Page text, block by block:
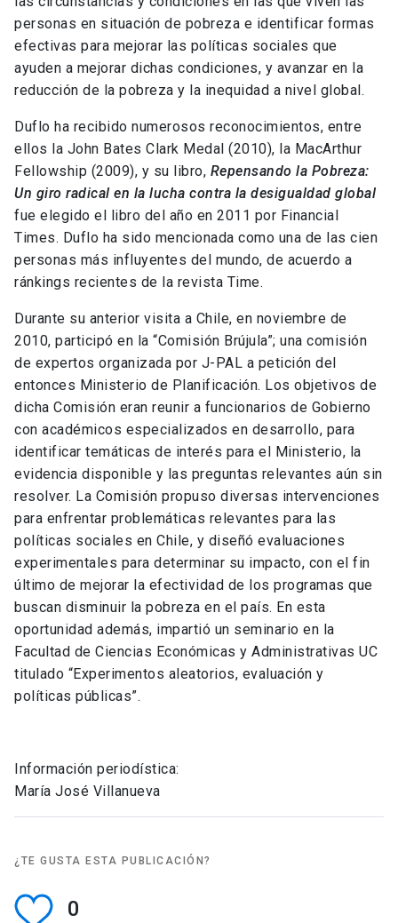
personas en situación de pobreza e identificar formas
efectivas para mejorar las políticas sociales que
ayuden a mejorar dichas condiciones, y avanzar en la
reducción de la pobreza y la inequidad a nivel global.
Duflo ha recibido numerosos reconocimientos, entre
ellos la John Bates Clark Medal (2010), la MacArthur
Fellowship (2009), y su libro, Repensando la Pobreza:
Un giro radical en la lucha contra la desigualdad global
fue elegido el libro del año en 2011 por Financial
Times. Duflo ha sido mencionada como una de las cien
personas más influyentes del mundo, de acuerdo a
ránkings recientes de la revista Time.
Durante su anterior visita a Chile, en noviembre de
2010, participó en la “Comisión Brújula”; una comisión
de expertos organizada por J-PAL a petición del
entonces Ministerio de Planificación. Los objetivos de
dicha Comisión eran reunir a funcionarios de Gobierno
con académicos especializados en desarrollo, para
identificar temáticas de interés para el Ministerio, la
evidencia disponible y las preguntas relevantes aún sin
resolver. La Comisión propuso diversas intervenciones
para enfrentar problemáticas relevantes para las
políticas sociales en Chile, y diseñó evaluaciones
experimentales para determinar su impacto, con el fin
último de mejorar la efectividad de los programas que
buscan disminuir la pobreza en el país. En esta
oportunidad además, impartió un seminario en la
Facultad de Ciencias Económicas y Administrativas UC
titulado “Experimentos aleatorios, evaluación y
políticas públicas”.
Información periodística:
María José Villanueva
¿TE GUSTA ESTA PUBLICACIÓN?
0